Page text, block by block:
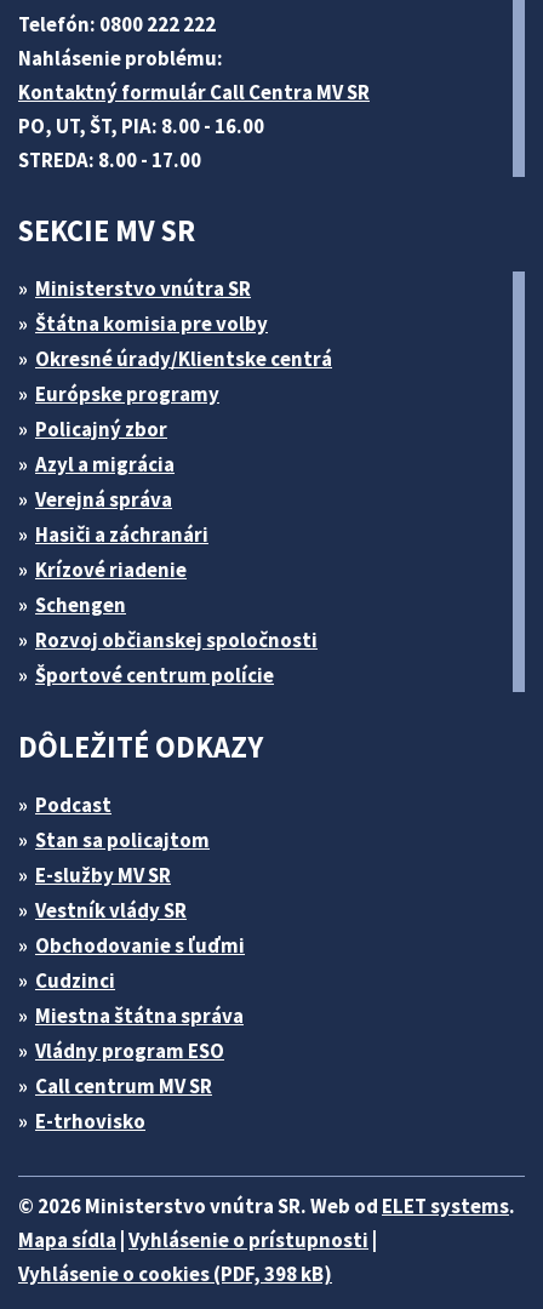
Telefón: 0800 222 222
Nahlásenie problému:
Kontaktný formulár Call Centra MV SR
PO, UT, ŠT, PIA: 8.00 - 16.00
STREDA: 8.00 - 17.00
SEKCIE MV SR
Ministerstvo vnútra SR
Štátna komisia pre volby
Okresné úrady/Klientske centrá
Európske programy
Policajný zbor
Azyl a migrácia
Verejná správa
Hasiči a záchranári
Krízové riadenie
Schengen
Rozvoj občianskej spoločnosti
Športové centrum polície
DÔLEŽITÉ ODKAZY
Podcast
Stan sa policajtom
E-služby MV SR
Vestník vlády SR
Obchodovanie s ľuďmi
Cudzinci
Miestna štátna správa
Vládny program ESO
Call centrum MV SR
E-trhovisko
© 2026 Ministerstvo vnútra SR. Web od ELET systems.
Mapa sídla Vyhlásenie o prístupnosti
Vyhlásenie o cookies (PDF, 398 kB)